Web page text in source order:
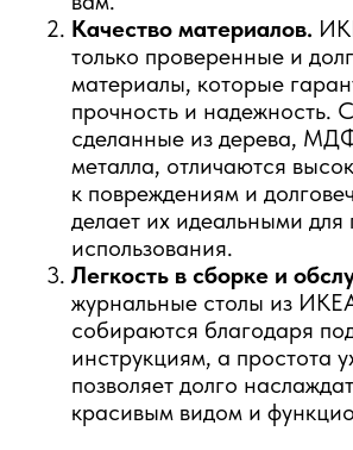
Качество материалов.
только проверенные и
материалы, которые
прочность и надежность.
сделанные из дерева,
металла, отличаются
к повреждениям и
делает их идеальными для
использования.
Легкость в сборке и
журнальные столы из
собираются благодаря
инструкциям, а простота
позволяет долго
красивым видом и